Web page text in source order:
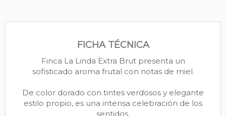
FICHA TÉCNICA
Finca La Linda Extra Brut presenta un
sofisticado aroma frutal con notas de miel.
De color dorado con tintes verdosos y elegante
estilo propio, es una intensa celebración de los
sentidos.